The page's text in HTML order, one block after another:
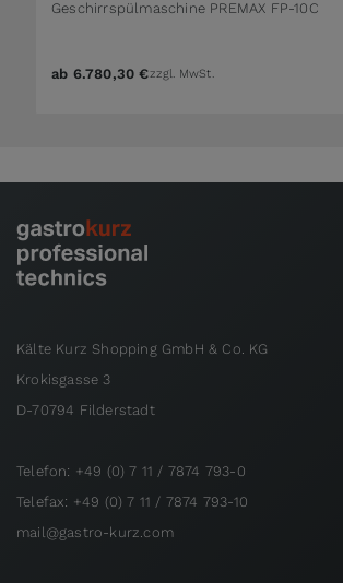
Geschirrspülmaschine PREMAX FP-10C
ab 6.780,30 €zzgl. MwSt.
Kälte Kurz Shopping GmbH & Co. KG
Krokisgasse 3
D-70794 Filderstadt
Telefon: +49 (0) 7 11 / 7874 793-0
Telefax: +49 (0) 7 11 / 7874 793-10
mail@gastro-kurz.com